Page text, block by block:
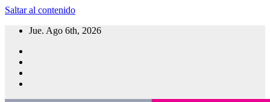
Saltar al contenido
Jue. Ago 6th, 2026